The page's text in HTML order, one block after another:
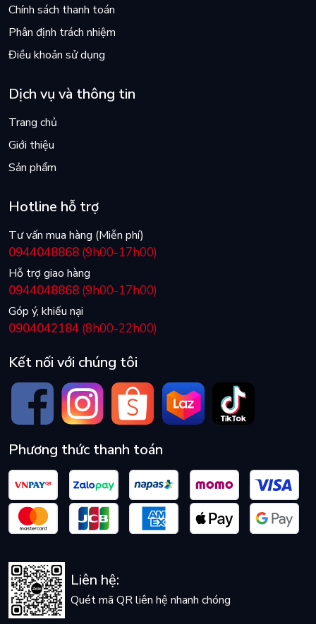
Chính sách thanh toán
Phân định trách nhiệm
Điều khoản sử dụng
Dịch vụ và thông tin
Trang chủ
Giới thiệu
Sản phẩm
Hotline hỗ trợ
Tư vấn mua hàng (Miễn phí)
0944048868 (9h00-17h00)
Hỗ trợ giao hàng
0944048868 (9h00-17h00)
Góp ý, khiếu nại
0904042184 (8h00-22h00)
Kết nối với chúng tôi
Phương thức thanh toán
Liên hệ:
Quét mã QR liên hệ nhanh chóng